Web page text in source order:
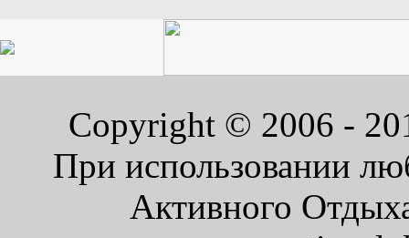
Copyright © 2006 -
При использовании
Активного